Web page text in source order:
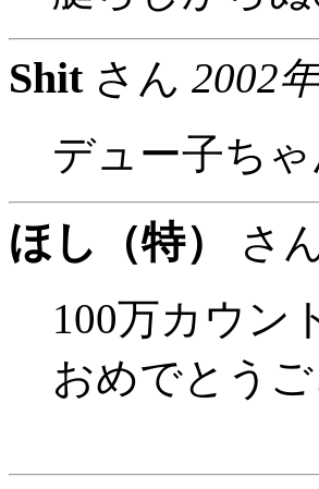
Shitさん 2002
デュー子ち
ほし（特） さ
100万カウン
おめでとう